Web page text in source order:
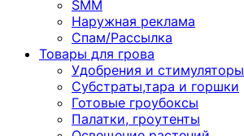
SMM
Наружная реклама
Спам/Рассылка
Товары для грова
Удобрения и стимуляторы
Субстраты,тара и горшки
Готовые гроубоксы
Палатки, гроутенты